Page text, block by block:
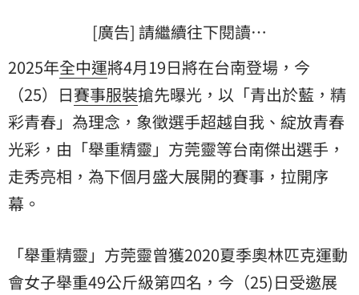
[廣告] 請繼續往下閱讀…
2025年全中運將4月19日將在台南登場，今
（25）日賽事服裝搶先曝光，以「青出於藍，精
彩青春」為理念，象徵選手超越自我、綻放青春
光彩，由「舉重精靈」方莞靈等台南傑出選手，
走秀亮相，為下個月盛大展開的賽事，拉開序
幕。
「舉重精靈」方莞靈曾獲2020夏季奧林匹克運動
會女子舉重49公斤級第四名，今（25)日受邀展